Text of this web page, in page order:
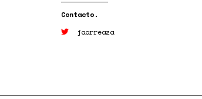
jaarreaza